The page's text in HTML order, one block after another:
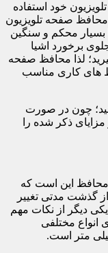
خود استفاده
محافظ صفحه تلویزیون
بسیار محکم و سنگین
برخورد اشیا
لذا محافظ صفحه
های کاری مناسب
چون در صورت
ذکر شده را
محافظ این است که
گذشت مدتی تغییر
دیگر از نکات مهم
انواع مختلفی